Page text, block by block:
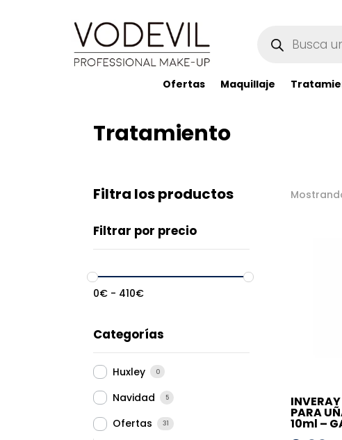
productos
Ofertas Maquillaje
Tratamiento
Filtra los productos
Filtrar por precio
0€ - 410€
Categorías
Huxley 0
Navidad 5
Ofertas 31
PARA
10ml –